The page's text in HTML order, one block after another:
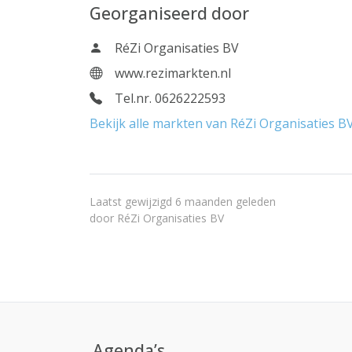
Georganiseerd door
RéZi Organisaties BV
www.rezimarkten.nl
Tel.nr. 0626222593
Bekijk alle markten van RéZi Organisaties
Laatst gewijzigd 6 maanden geleden
door RéZi Organisaties BV